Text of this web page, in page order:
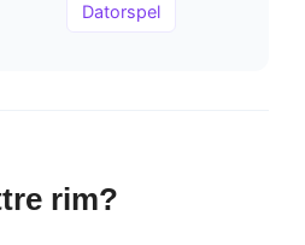
Datorspel
rim?